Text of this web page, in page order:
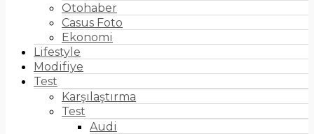
Otohaber
Casus Foto
Ekonomi
Lifestyle
Modifiye
Test
Karşılaştırma
Test
Audi